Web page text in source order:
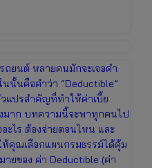
ถยนต์ หลายคนมักจะเจอคำ
นั้นคือคำว่า “Deductible”
แปรสำคัญที่ทำให้ค่าเบี้ย
มาก บทความนี้จะพาทุกคนไป
ะไร ต้องจ่ายตอนไหน และ
ห้คุณเลือกแผนกรมธรรม์ได้คุ้ม
ายของ ค่า Deductible (ค่า